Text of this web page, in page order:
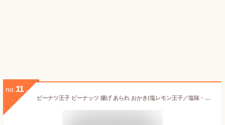
no. 11
ピーナツ王子 ピーナッツ 揚げ あられ おかき(塩レモン王子／塩味・レモン風味) 千葉 落花生